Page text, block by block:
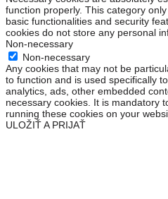
function properly. This category
basic functionalities and security
cookies do not store any personal
Non-necessary
Non-necessary
Any cookies that may not be
to function and is used specifically
analytics, ads, other embedded
necessary cookies. It is mandatory
running these cookies on your
ULOŽIŤ A PRIJAŤ